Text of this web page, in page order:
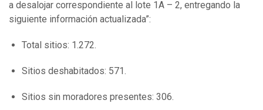
a desalojar correspondiente al lote 1A – 2, entregando la
siguiente información actualizada”:
Total sitios: 1.272.
Sitios deshabitados: 571.
Sitios sin moradores presentes: 306.